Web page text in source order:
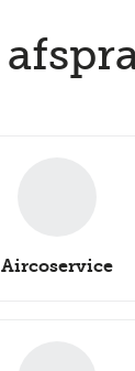
Aircoservice